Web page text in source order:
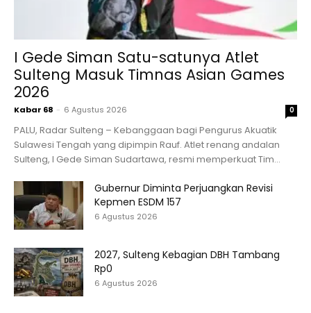
I Gede Siman Satu-satunya Atlet
Sulteng Masuk Timnas Asian Games
2026
Kabar 68 - 6 Agustus 2026 0
PALU, Radar Sulteng – Kebanggaan bagi Pengurus Akuatik
Sulawesi Tengah yang dipimpin Rauf. Atlet renang andalan
Sulteng, I Gede Siman Sudartawa, resmi memperkuat Tim...
Gubernur Diminta Perjuangkan Revisi
Kepmen ESDM 157
6 Agustus 2026
2027, Sulteng Kebagian DBH Tambang
Rp0
6 Agustus 2026